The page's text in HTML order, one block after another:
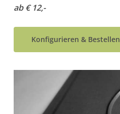
ab € 12,-
Konfigurieren & Bestellen